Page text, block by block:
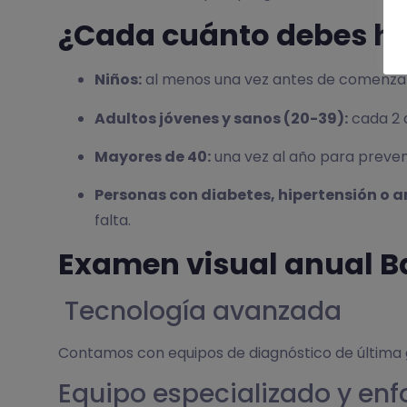
¿Cada cuánto debes
Niños: al menos una vez antes de
Adultos jóvenes y sanos (20-39): cada 2
Mayores de 40:una vez al año para
Personas con diabetes, hipertensión o
falta.
Examen visual anual
Tecnología avanzada
Contamos con equipos de diagnóstico de
Equipo especializado y